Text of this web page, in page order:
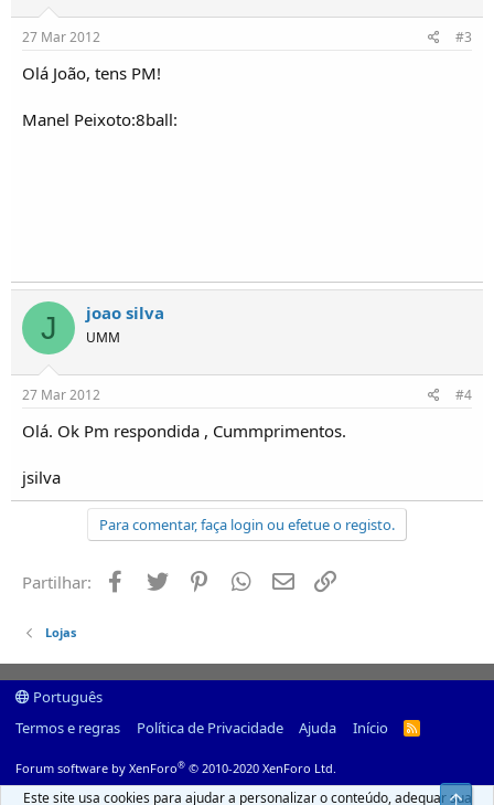
27 Mar 2012 #3
Olá João, tens PM!
Manel Peixoto:8ball:
J joao silva
UMM
27 Mar 2012 #4
Olá. Ok Pm respondida , Cummprimentos.
jsilva
Para comentar, faça login ou efetue o registo.
Partilhar: Facebook
Twitter PinterestWhatsapp
Email
Lojas
Português
Termos e regras
Política de Privacidade Ajuda Início
R
Forum software by XenForo® © 2010-2020 XenForo Ltd.
Este site usa cookies para ajudar a personalizar o conteúdo, adequar sua
Top